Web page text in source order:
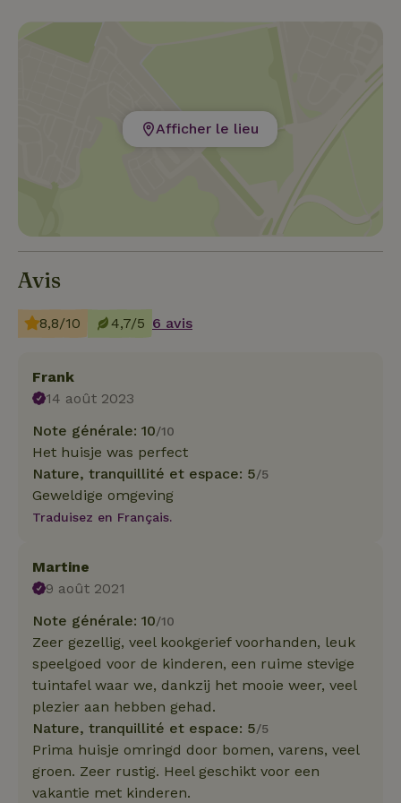
Afficher le lieu
Avis
8,8/10 4,7/5 6 avis
Frank
14 août 2023
Note générale: 10/10
Het huisje was perfect
Nature, tranquillité et espace: 5/5
Geweldige omgeving
Traduisez en Français.
Martine
9 août 2021
Note générale: 10/10
Zeer gezellig, veel kookgerief voorhanden, leuk
speelgoed voor de kinderen, een ruime stevige
tuintafel waar we, dankzij het mooie weer, veel
plezier aan hebben gehad.
Nature, tranquillité et espace: 5/5
Prima huisje omringd door bomen, varens, veel
groen. Zeer rustig. Heel geschikt voor een
vakantie met kinderen.